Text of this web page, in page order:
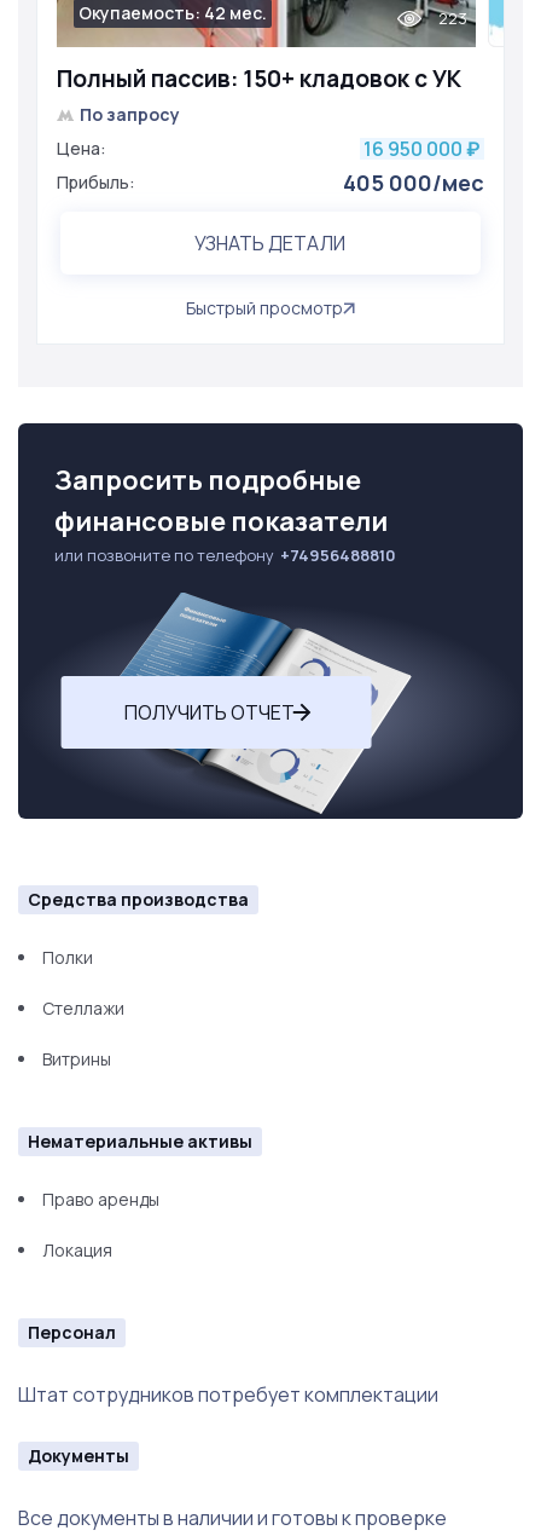
Полный пассив: 150+ кладовок с УК
Окупаемость: 42 мес. 223
По запросу
Цена:
16 950 000 ₽
Прибыль: 405 000/мес
УЗНАТЬ ДЕТАЛИ
Быстрый просмотр
Запросить подробные
финансовые показатели
или позвоните по телефону +74956488810
ПОЛУЧИТЬ ОТЧЕТ
Средства производства
Полки
Стеллажи
Витрины
Нематериальные активы
Право аренды
Локация
Персонал
Штат сотрудников потребует комплектации
Документы
Все документы в наличии и готовы к проверке